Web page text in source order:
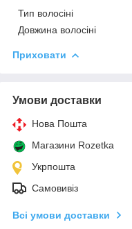
Тип волосіні
Довжина волосіні
Приховати
Умови доставки
Нова Пошта
Магазини Rozetka
Укрпошта
Самовивіз
Всі умови доставки